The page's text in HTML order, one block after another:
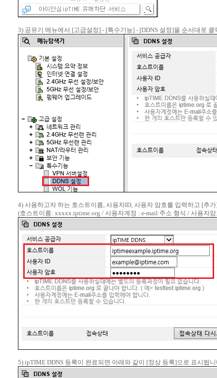
3) 공유기 메뉴에서 [고급설정] - [특수기능] - [DDNS 설정]을 순서대로 클
4) 사용하고자 하는 호스트이름, 사용자ID, 사용자 암호를 입력하고 [추
(호스트이름: xxxxx.iptime.org / 사용자계정 : e-mail 주소 형식 / 사용자
5) ipTIME DDNS 등록이 완료되면 아래와 같이 [정상 등록]으로 표시됩니